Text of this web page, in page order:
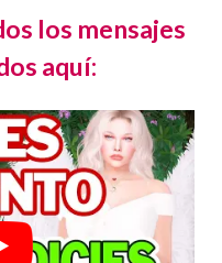
los mensajes
aquí: